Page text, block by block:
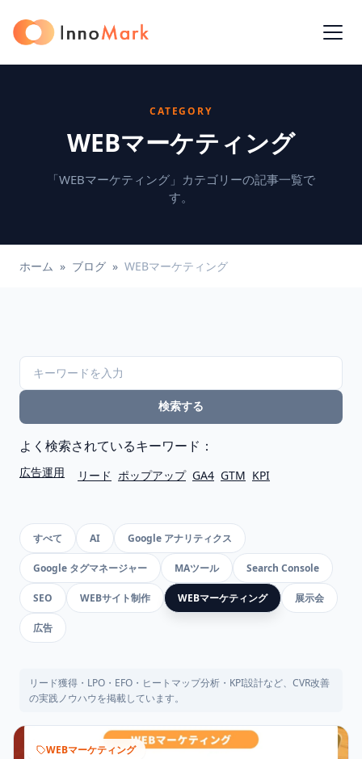
CATEGORY
WEBマーケティング
「WEBマーケティング」カテゴリーの記事一覧で
す。
ホーム » ブログ » WEBマーケティング
検索する
よく検索されているキーワード：
広告運用 リード ポップアップ GA4 GTM KPI
すべて AI Google アナリティクス
Google タグマネージャー MAツール Search Console
SEO WEBサイト制作 WEBマーケティング 展示会
広告
リード獲得・LPO・EFO・ヒートマップ分析・KPI設計など、CVR改善
の実践ノウハウを掲載しています。
WEBマーケティング